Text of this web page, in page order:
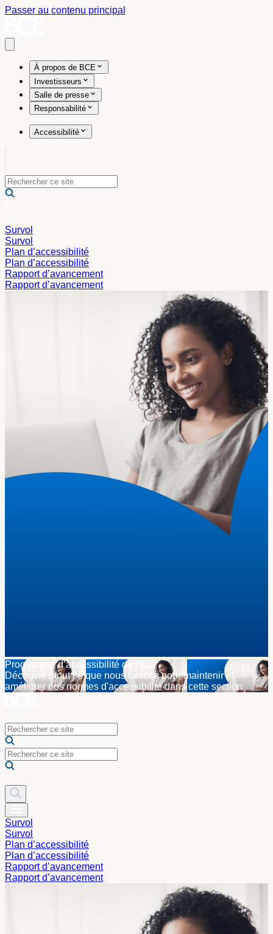
Passer au contenu principal
À propos de BCE
Investisseurs
Salle de presse
Responsabilité
Accessibilité
Survol
Survol
Plan d’accessibilité
Plan d’accessibilité
Rapport d’avancement
Rapport d’avancement
Programme d’accessibilité de BCE
Découvrez tout ce que nous faisons pour maintenir et
améliorer nos normes d'accessibilité dans cette section
Survol
Survol
Plan d’accessibilité
Plan d’accessibilité
Rapport d’avancement
Rapport d’avancement